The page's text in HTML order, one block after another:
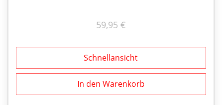
59,95 €
Schnellansicht
In den Warenkorb